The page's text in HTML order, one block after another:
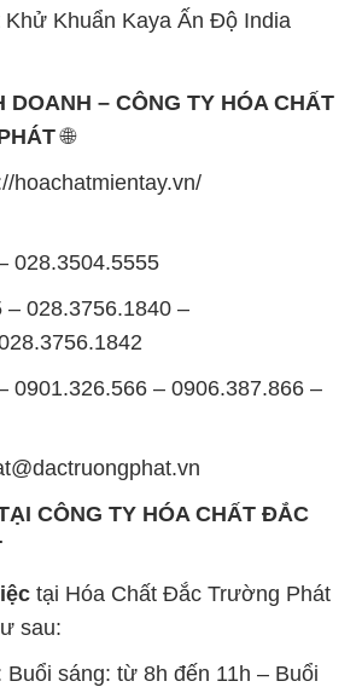
Khử Khuẩn Kaya Ấn Độ India
DOANH – CÔNG TY HÓA CHẤT
🌐
hoachatmientay.vn/
028.3504.5555
– 028.3756.1840 –
0901.326.566 – 0906.387.866 –
CÔNG TY HÓA CHẤT ĐẮC
tại Hóa Chất Đắc Trường Phát
sau:
sáng: từ 8h đến 11h – Buổi